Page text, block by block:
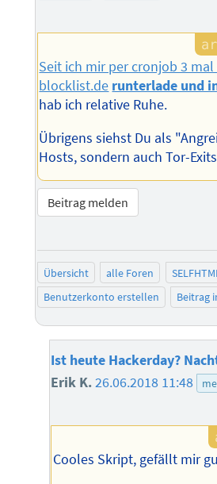
Seit ich mir per cronjob 3
blocklist.de runterlade und
hab ich relative Ruhe.
Übrigens siehst Du als
Hosts, sondern auch Tor-
Beitrag melden
Übersicht alle Foren
Benutzerkonto erstellen
Beitrag
Ist heute Hackerday?
Erik K.26.06.2018 11:48
Cooles Skript, gefällt mir